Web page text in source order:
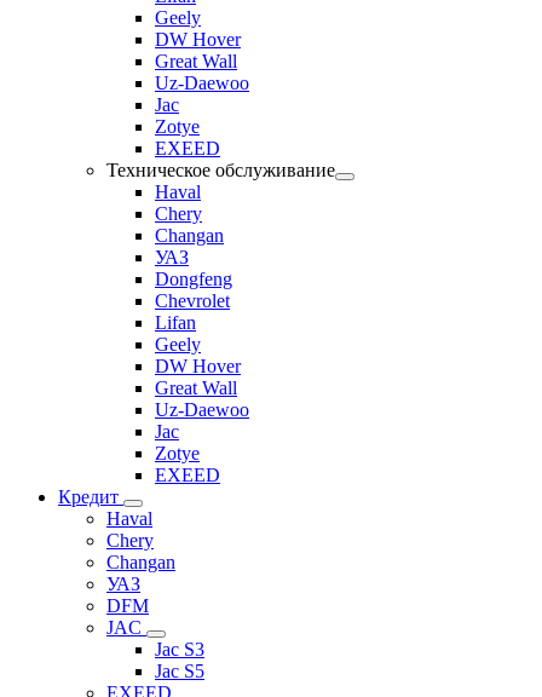
Geely
DW Hover
Great Wall
Uz-Daewoo
Jac
Zotye
EXEED
Техническое обслуживание
Haval
Chery
Changan
УАЗ
Dongfeng
Chevrolet
Lifan
Geely
DW Hover
Great Wall
Uz-Daewoo
Jac
Zotye
EXEED
Кредит
Haval
Chery
Changan
УАЗ
DFM
JAC
Jac S3
Jac S5
EXEED